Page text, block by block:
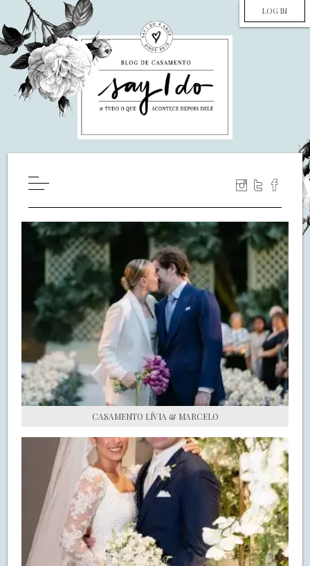
LOG IN
WILL YOU MARRY ME?
LUA DE MEL
COZINHA
DECORAÇÃO
DE NOIVA PRA NOIVA
S.O.S CASADAS
FALE COM O SAY I DO
CASAMENTO LÍVIA & MARCELO